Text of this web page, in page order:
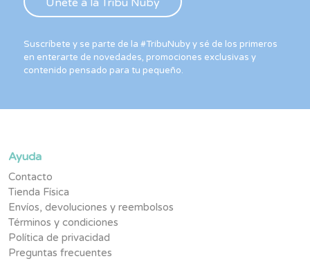
Suscríbete y se parte de la #TribuNuby y sé de los primeros
en enterarte de novedades, promociones exclusivas y
contenido pensado para tu pequeño.
Ayuda
Contacto
Tienda Física
Envíos, devoluciones y reembolsos
Términos y condiciones
Política de privacidad
Preguntas frecuentes